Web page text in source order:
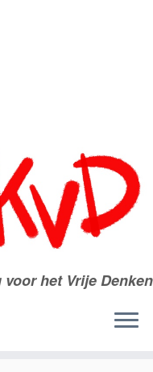
het Vrije Denken